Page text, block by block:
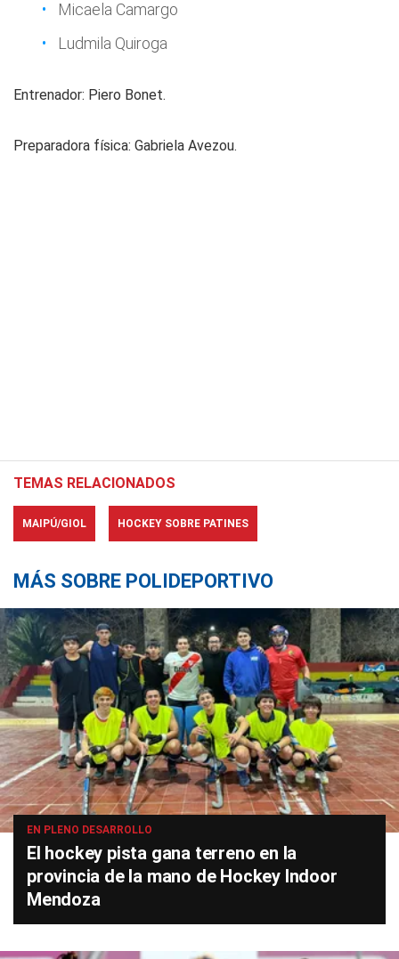
Micaela Camargo
Ludmila Quiroga
Entrenador: Piero Bonet.
Preparadora física: Gabriela Avezou.
TEMAS RELACIONADOS
MAIPÚ/GIOL HOCKEY SOBRE PATINES
MÁS SOBRE POLIDEPORTIVO
EN PLENO DESARROLLO
El hockey pista gana terreno en la
provincia de la mano de Hockey Indoor
Mendoza